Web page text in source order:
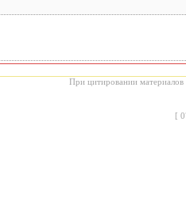
При цитировании материалов
[